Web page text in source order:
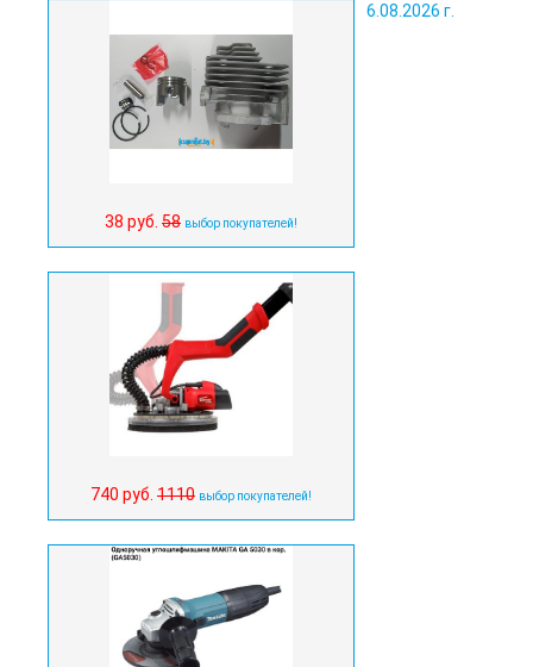
6.08.2026 г.
38 руб. 58 выбор покупателей!
740 руб. 1110 выбор покупателей!